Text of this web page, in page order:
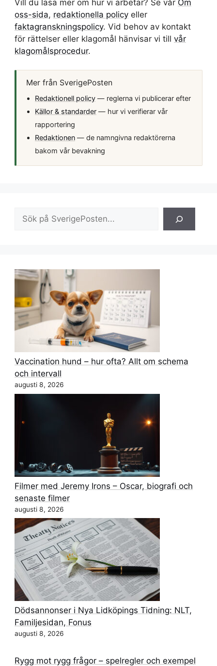
Vill du läsa mer om hur vi arbetar? Se vår Om
oss-sida, redaktionella policy eller
faktagranskningspolicy. Vid behov av kontakt
för rättelser eller klagomål hänvisar vi till vår
klagomålsprocedur.
Mer från SverigePosten
Redaktionell policy — reglerna vi publicerar efter
Källor & standarder — hur vi verifierar vår
rapportering
Redaktionen — de namngivna redaktörerna
bakom vår bevakning
Sök
Vaccination hund – hur ofta? Allt om schema
och intervall
augusti 8, 2026
Filmer med Jeremy Irons – Oscar, biografi och
senaste filmer
augusti 8, 2026
Dödsannonser i Nya Lidköpings Tidning: NLT,
Familjesidan, Fonus
augusti 8, 2026
Rygg mot rygg frågor – spelregler och exempel